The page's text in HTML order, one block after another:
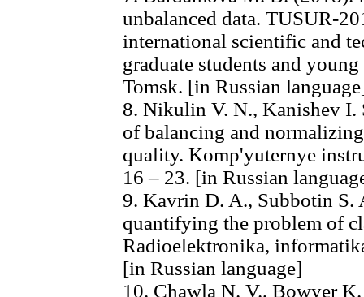
unbalanced data. TUSUR-
international scientific and
graduate students and
Tomsk. [in Russian
8. Nikulin V. N., Kanishev I.
of balancing and
quality. Komp'yuternye
16 – 23. [in Russian
9. Kavrin D. A., Subbotin S.
quantifying the problem of
Radioelektronika,
[in Russian language]
10. Chawla N. V., Bowyer